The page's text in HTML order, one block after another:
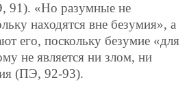
91). «Но разумные не
находятся вне безумия», а
его, поскольку безумие «для
не является ни злом, ни
(ПЭ, 92-93).